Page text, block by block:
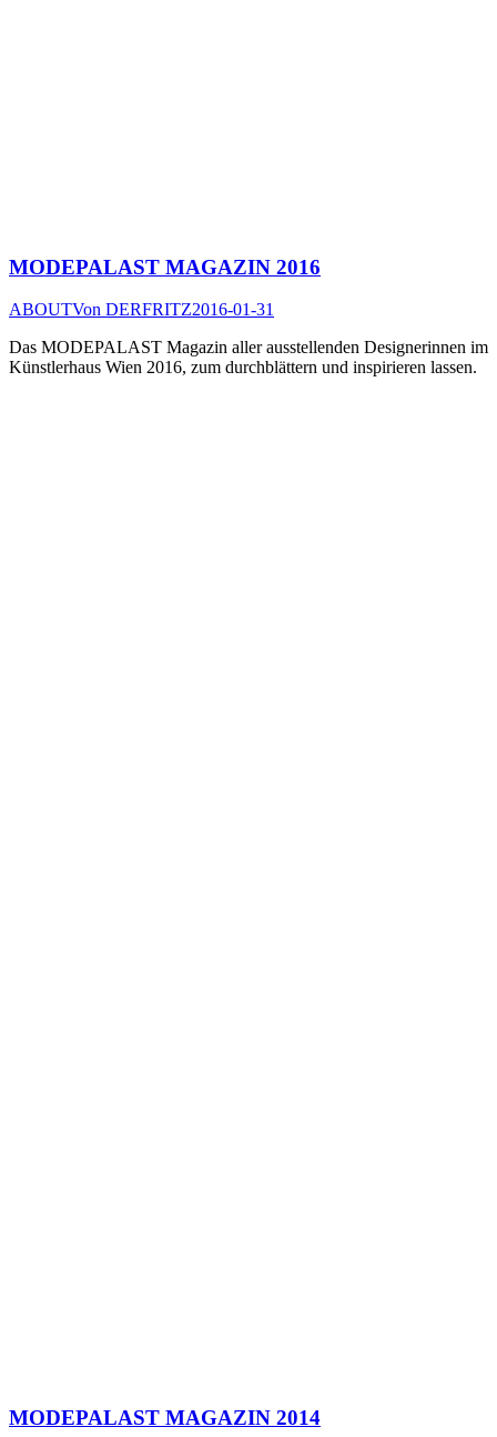
MODEPALAST MAGAZIN 2016
ABOUTVon DERFRITZ2016-01-31
Das MODEPALAST Magazin aller ausstellenden Designerinnen im
Künstlerhaus Wien 2016, zum durchblättern und inspirieren lassen.
MODEPALAST MAGAZIN 2014